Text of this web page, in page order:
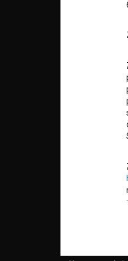
info@filmoteka.si
Mednarodna
Projekt